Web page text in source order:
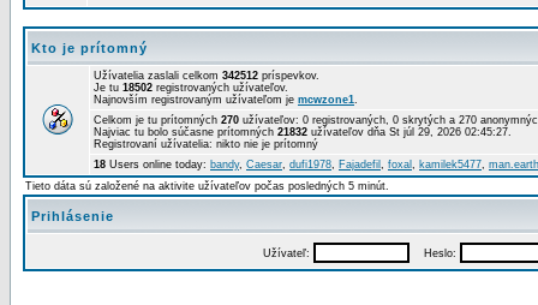
Kto je prítomný
Užívatelia zaslali celkom 342512 príspevkov.
Je tu 18502 registrovaných užívateľov.
Najnovším registrovaným užívateľom je mcwzone1.
Celkom je tu prítomných 270 užívateľov: 0 registrovaných, 0 skrytých a 270
Najviac tu bolo súčasne prítomných 21832 užívateľov dňa St júl 29, 2026 02:45:27.
Registrovaní užívatelia: nikto nie je prítomný
18 Users online today: bandy, Caesar, dufi1978, Fajadefil , foxal , kamilek5477, man.earth
Tieto dáta sú založené na aktivite užívateľov počas posledných 5 minút.
Prihlásenie
Užívateľ: Heslo: